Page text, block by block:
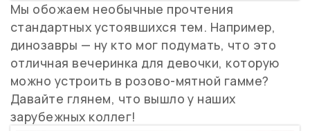
Мы обожаем необычные прочтения
стандартных устоявшихся тем. Например,
динозавры — ну кто мог подумать, что это
отличная вечеринка для девочки, которую
можно устроить в розово-мятной гамме?
Давайте глянем, что вышло у наших
зарубежных коллег!